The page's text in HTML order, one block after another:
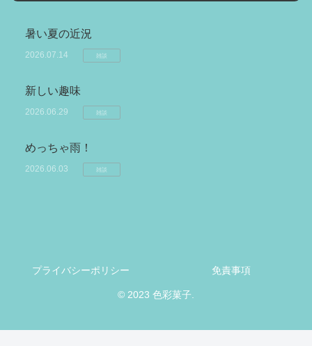
暑い夏の近況
2026.07.14 雑談
新しい趣味
2026.06.29 雑談
めっちゃ雨！
2026.06.03 雑談
プライバシーポリシー 免責事項
© 2023 色彩菓子.